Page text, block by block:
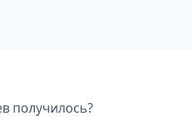
получилось?